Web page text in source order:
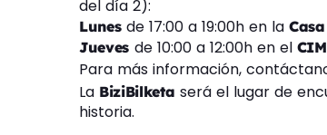
del día 2):
Lunesde 17:00 a 19:00h en la
Jueves de 10:00 a 12:00h en el
Para más información,
La BiziBilketaserá el lugar de
historia.